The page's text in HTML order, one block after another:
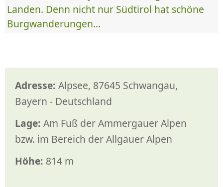
Adresse: Alpsee, 87645 Schwangau,
Bayern - Deutschland
Lage: Am Fuß der Ammergauer Alpen
bzw. im Bereich der Allgäuer Alpen
Höhe: 814 m
Landen. Denn nicht nur Südtirol hat schöne
Burgwanderungen...